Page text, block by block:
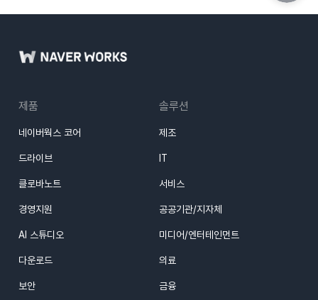
제품
네이버웍스 코어
드라이브
클로바노트
경영지원
AI 스튜디오
다운로드
보안
솔루션
제조
IT
서비스
공공기관/지자체
미디어/엔터테인먼트
의료
금융